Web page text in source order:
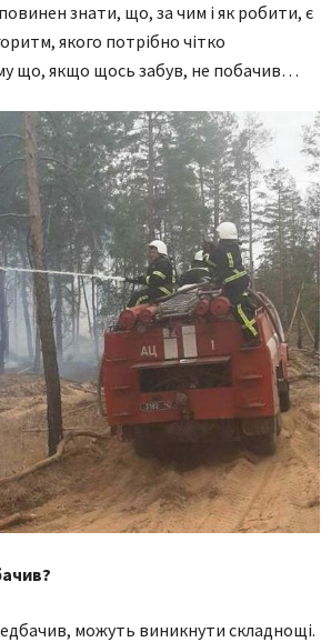
знати, що, за чим і як робити, є
якого потрібно чітко
що, якщо щось забув, не побачив…
можуть виникнути складнощі.